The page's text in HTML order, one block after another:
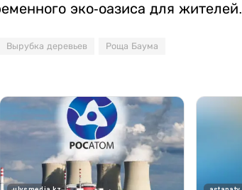
эко-оазиса для жителей.
Вырубка деревьев Роща Баума